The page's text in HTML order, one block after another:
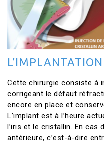
Cette chirurgie consiste à
corrigeant le défaut
encore en place et
L’implant est à l’heure
l’iris et le cristallin. En cas
antérieure, c’est-à-dire